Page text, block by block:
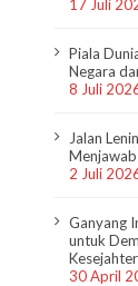
17 Juli
Piala
Negara
8 Juli
Jalan
2 Juli
Ganyang
untuk
30 April